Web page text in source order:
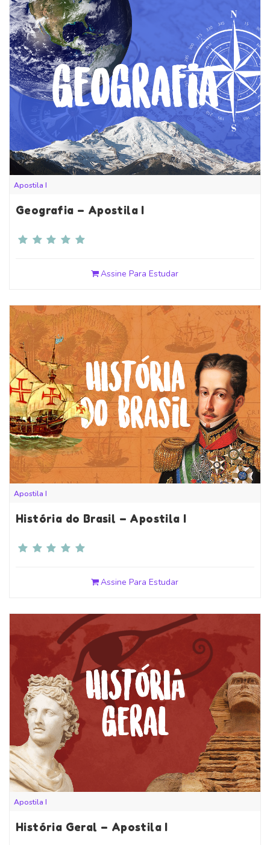
Apostila I
Geografia – Apostila I
Assine Para Estudar
Apostila I
História do Brasil – Apostila I
Assine Para Estudar
Apostila I
História Geral – Apostila I